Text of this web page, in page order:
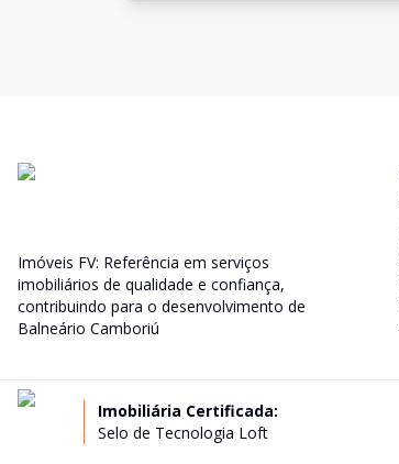
Imóveis FV: Referência em serviços
imobiliários de qualidade e confiança,
contribuindo para o desenvolvimento de
Balneário Camboriú
Imobiliária Certificada:
Selo de Tecnologia Loft